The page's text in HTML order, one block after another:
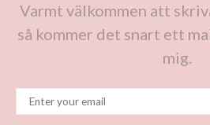
Varmt välkommen att
så kommer det snart ett
mig.